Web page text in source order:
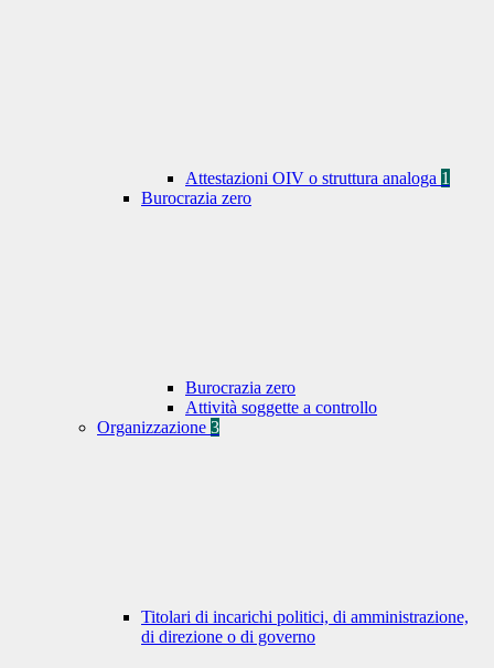
Attestazioni OIV o struttura analoga 1
Burocrazia zero
Burocrazia zero
Attività soggette a controllo
Organizzazione 3
Titolari di incarichi politici, di amministrazione,
di direzione o di governo